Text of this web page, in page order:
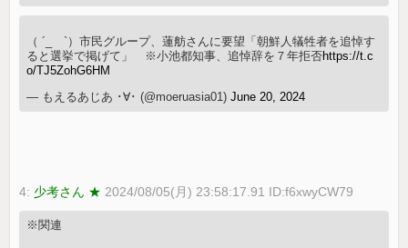
（ ´_ゝ`）市民グループ、蓮舫さんに要望「朝鮮人犠牲者を追悼す
ると選挙で掲げて」 ※小池都知事、追悼辞を７年拒否https://t.c
o/TJ5ZohG6HM
— もえるあじあ ･∀･ (@moeruasia01)June 20, 2024
4: 少考さん ★ 2024/08/05(月) 23:58:17.91 ID:f6xwyCW79
※関連